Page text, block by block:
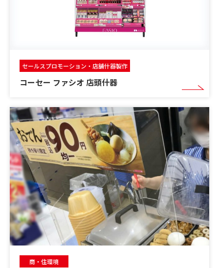
セールスプロモーション・店舗什器製作
コーセー ファシオ 店頭什器
商・住環境